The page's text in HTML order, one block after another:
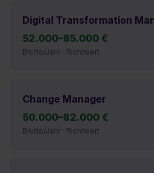
Digital Transformation
52.000–85.000 €
Brutto/Jahr · Richtwert
Change Manager
50.000–82.000 €
Brutto/Jahr · Richtwert